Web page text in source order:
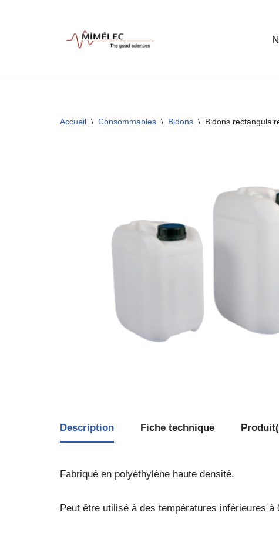
Accueil \ Consommables \ Bidons \ Bidons
Description Fiche technique
Fabriqué en polyéthylène haute densité.
Peut être utilisé à des températures inférieures à